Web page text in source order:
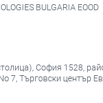
BULGARIA EOOD
София 1528,
7, Търговски център